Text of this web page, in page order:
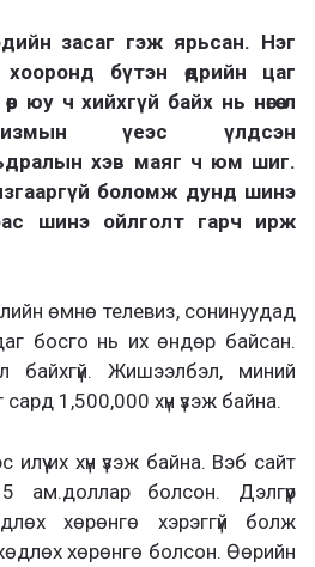
засаг гэж ярьсан. Нэг
хооронд бүтэн өдрийн цаг
юу ч хийхгүй байх нь нөгөө л
үеэс үлдсэн
хэв маяг ч юм шиг.
боломж дунд шинэ
шинэ ойлголт гарч ирж
өмнө телевиз, сонинуудад
босго нь их өндөр байсан.
байхгүй. Жишээлбэл, миний
сард 1,500,000 хүн үзэж байна.
их хүн үзэж байна. Вэб сайт
ам.доллар болсон. Дэлгүүр
хөрөнгө хэрэггүй болж
хөдлөх хөрөнгө болсон. Өөрийн